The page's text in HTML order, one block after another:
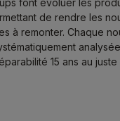
de rendre les
à remonter. Chaque
15 ans au juste